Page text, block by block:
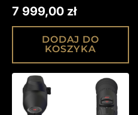
7 999,00 zł
DODAJ DO
KOSZYKA